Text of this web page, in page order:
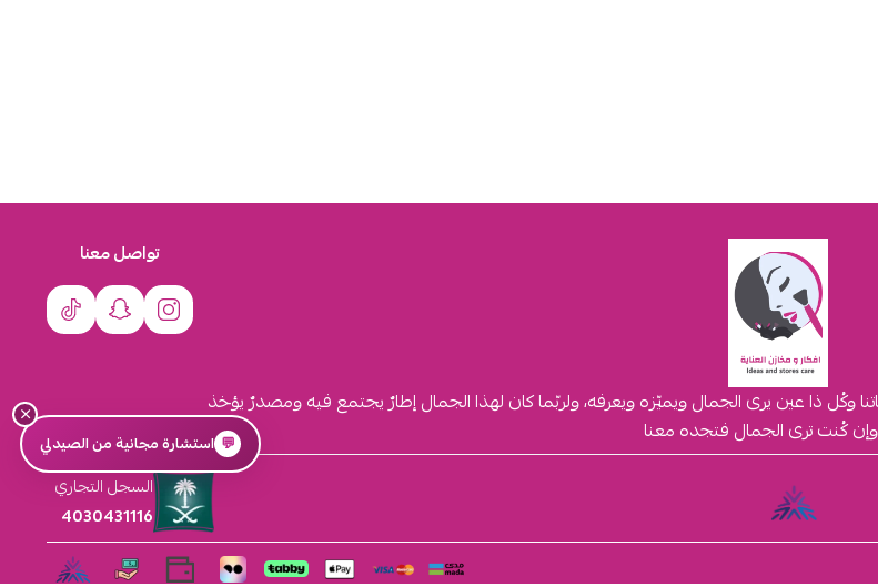
وكُل ذا عين يرى الجمال ويميّزه ويعرفه، ولربّما كان لهذا الجمال إطارٌ يجتمع فيه ومصدرٌ يؤخذ
كُنت ترى الجمال فتجده معنا
تواصل معنا
السجل التجاري
4030431116
×
💬 استشارة مجانية من الصيدلي